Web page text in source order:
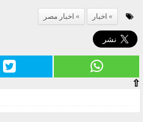
اخبار اخبار مصر
⇧